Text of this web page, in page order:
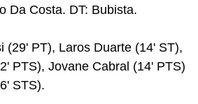
Da Costa. DT: Bubista.
(29' PT), Laros Duarte (14' ST),
PTS), Jovane Cabral (14' PTS)
STS).